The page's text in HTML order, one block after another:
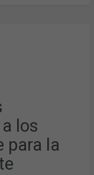
los
para la